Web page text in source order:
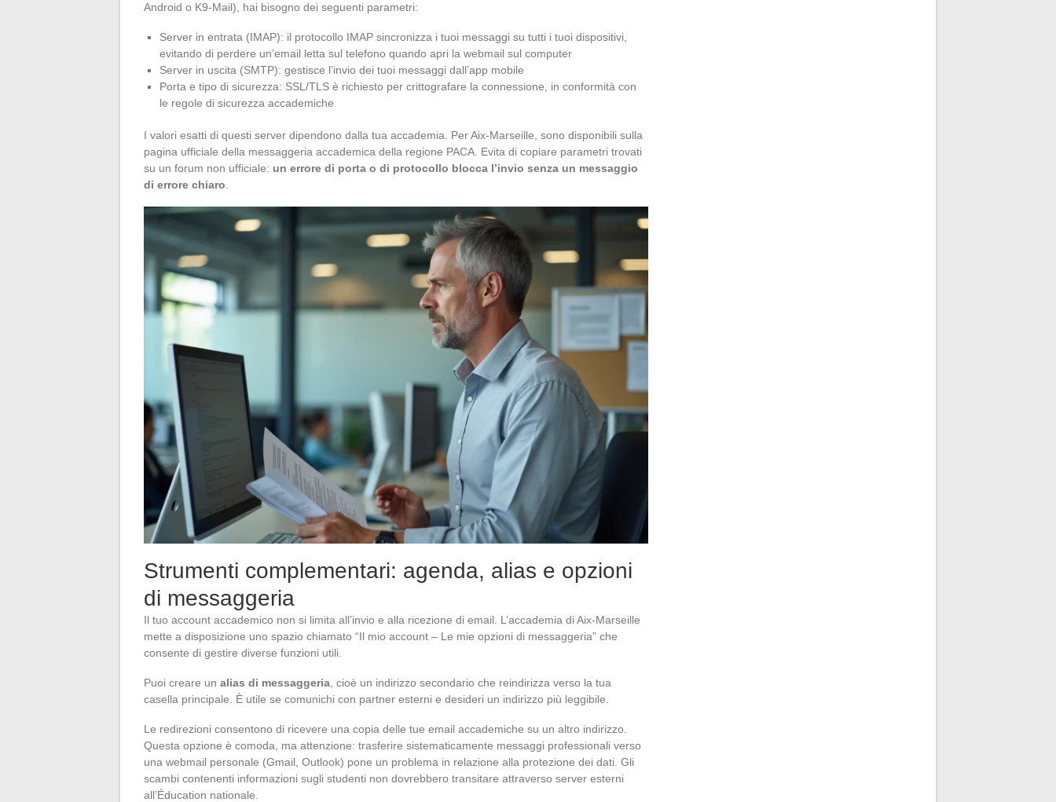
Android o K9-Mail), hai bisogno dei seguenti parametri:
Server in entrata (IMAP): il protocollo IMAP sincronizza i tuoi messaggi su tutti i tuoi dispositivi,
evitando di perdere un’email letta sul telefono quando apri la webmail sul computer
Server in uscita (SMTP): gestisce l’invio dei tuoi messaggi dall’app mobile
Porta e tipo di sicurezza: SSL/TLS è richiesto per crittografare la connessione, in conformità con
le regole di sicurezza accademiche
I valori esatti di questi server dipendono dalla tua accademia. Per Aix-Marseille, sono disponibili sulla
pagina ufficiale della messaggeria accademica della regione PACA. Evita di copiare parametri trovati
su un forum non ufficiale: un errore di porta o di protocollo blocca l’invio senza un messaggio
di errore chiaro.
Strumenti complementari: agenda, alias e opzioni
di messaggeria
Il tuo account accademico non si limita all’invio e alla ricezione di email. L’accademia di Aix-Marseille
mette a disposizione uno spazio chiamato “Il mio account – Le mie opzioni di messaggeria” che
consente di gestire diverse funzioni utili.
Puoi creare un alias di messaggeria , cioè un indirizzo secondario che reindirizza verso la tua
casella principale. È utile se comunichi con partner esterni e desideri un indirizzo più leggibile.
Le redirezioni consentono di ricevere una copia delle tue email accademiche su un altro indirizzo.
Questa opzione è comoda, ma attenzione: trasferire sistematicamente messaggi professionali verso
una webmail personale (Gmail, Outlook) pone un problema in relazione alla protezione dei dati. Gli
scambi contenenti informazioni sugli studenti non dovrebbero transitare attraverso server esterni
all’Éducation nationale.